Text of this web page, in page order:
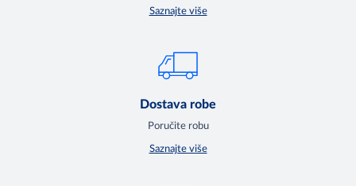
Saznajte više
Dostava robe
Poručite robu
Saznajte više